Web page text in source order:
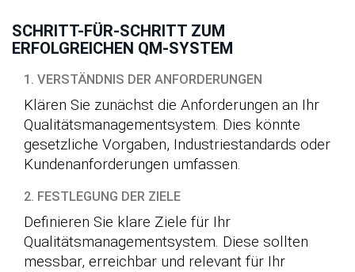
SCHRITT-FÜR-SCHRITT ZUM
ERFOLGREICHEN QM-SYSTEM
1. VERSTÄNDNIS DER ANFORDERUNGEN
Klären Sie zunächst die Anforderungen an Ihr
Qualitätsmanagementsystem. Dies könnte
gesetzliche Vorgaben, Industriestandards oder
Kundenanforderungen umfassen.
2. FESTLEGUNG DER ZIELE
Definieren Sie klare Ziele für Ihr
Qualitätsmanagementsystem. Diese sollten
messbar, erreichbar und relevant für Ihr